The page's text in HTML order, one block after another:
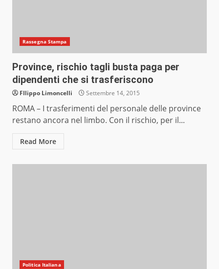
Rassegna Stampa
Province, rischio tagli busta paga per
dipendenti che si trasferiscono
FIlippo Limoncelli Settembre 14, 2015
ROMA – I trasferimenti del personale delle province
restano ancora nel limbo. Con il rischio, per il...
Read More
Politica Italiana